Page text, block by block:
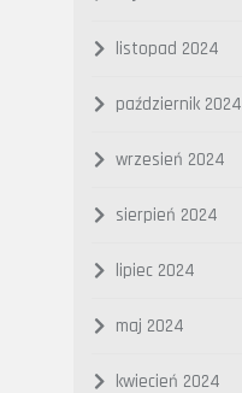
listopad 2024
październik 2024
wrzesień 2024
sierpień 2024
lipiec 2024
maj 2024
kwiecień 2024